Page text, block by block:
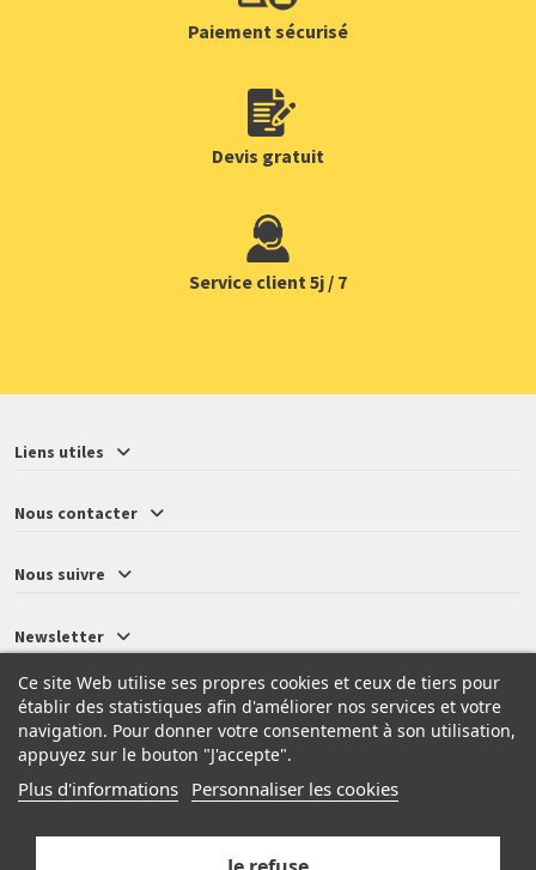
Paiement sécurisé
Devis gratuit
Service client 5j / 7
Liens utiles
Nous contacter
Ce site Web utilise ses propres cookies et ceux de tiers pour
établir des statistiques afin d'améliorer nos services et votre
navigation. Pour donner votre consentement à son utilisation,
appuyez sur le bouton "J'accepte".
Plus d'informations Personnaliser les cookies
Nous suivre
Newsletter
© 2026 - Neressy